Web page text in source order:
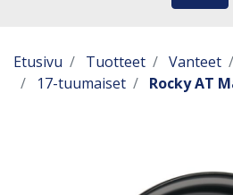
Etusivu Tuotteet Vanteet
17-tuumaiset
Rocky AT